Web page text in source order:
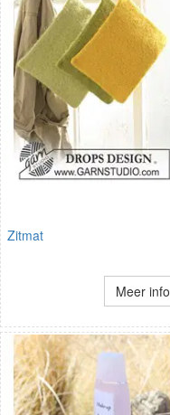
Zitmat
Meer info